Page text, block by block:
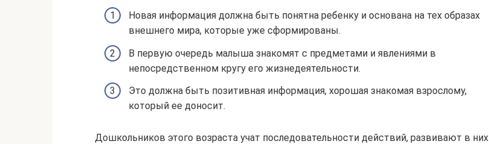
Новая информация должна быть понятна ребенку и основана на тех образах
внешнего мира, которые уже сформированы.
В первую очередь малыша знакомят с предметами и явлениями в
непосредственном кругу его жизнедеятельности.
Это должна быть позитивная информация, хорошая знакомая взрослому,
который ее доносит.
Дошкольников этого возраста учат последовательности действий, развивают в них